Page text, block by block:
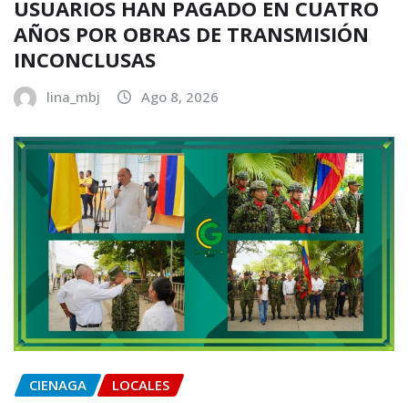
USUARIOS HAN PAGADO EN CUATRO
AÑOS POR OBRAS DE TRANSMISIÓN
INCONCLUSAS
lina_mbj Ago 8, 2026
CIENAGA LOCALES